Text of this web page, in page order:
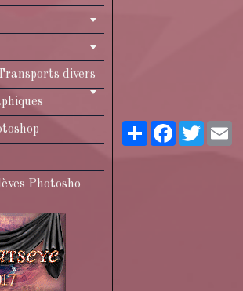
PartagerFacebook
Twitter
divers
Photosho